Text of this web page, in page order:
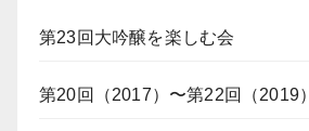
第23回大吟醸を楽しむ会
第20回（2017）〜第22回（2019）